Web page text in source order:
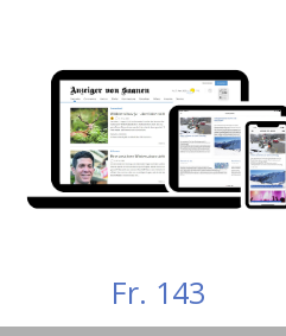
Fr. 143